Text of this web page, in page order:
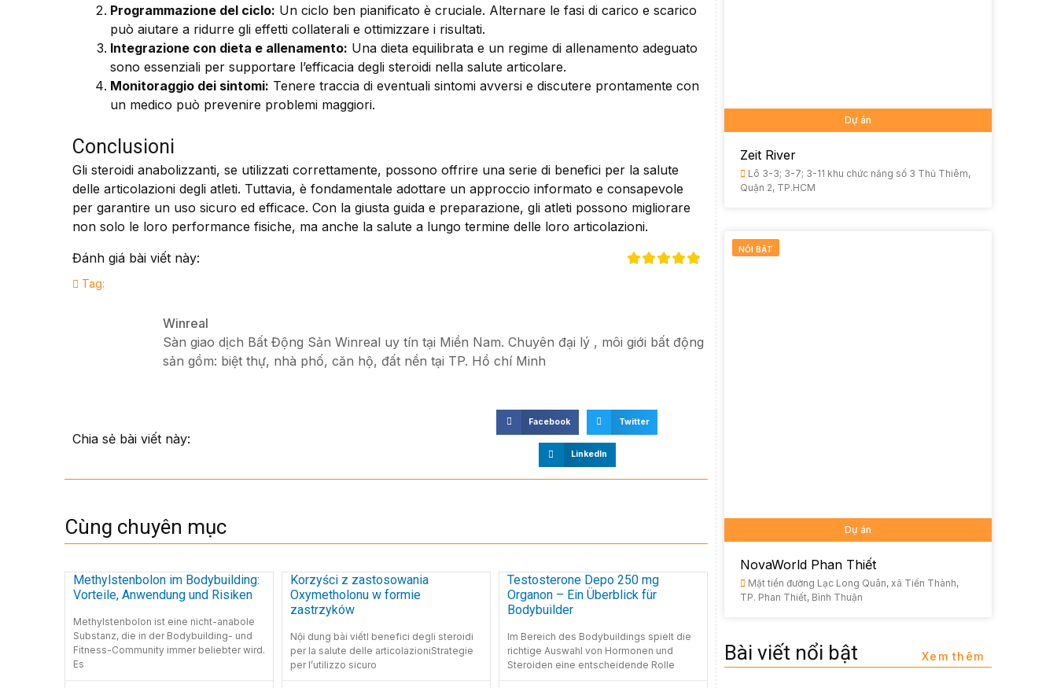
Programmazione del ciclo: Un ciclo ben pianificato è cruciale. Alternare le fasi di carico e scarico
può aiutare a ridurre gli effetti collaterali e ottimizzare i risultati.
Integrazione con dieta e allenamento: Una dieta equilibrata e un regime di allenamento adeguato
sono essenziali per supportare l’efficacia degli steroidi nella salute articolare.
Monitoraggio dei sintomi: Tenere traccia di eventuali sintomi avversi e discutere prontamente con
un medico può prevenire problemi maggiori.
Conclusioni
Gli steroidi anabolizzanti, se utilizzati correttamente, possono offrire una serie di benefici per la salute
delle articolazioni degli atleti. Tuttavia, è fondamentale adottare un approccio informato e consapevole
per garantire un uso sicuro ed efficace. Con la giusta guida e preparazione, gli atleti possono migliorare
non solo le loro performance fisiche, ma anche la salute a lungo termine delle loro articolazioni.
Đánh giá bài viết này:
Tag:
Winreal
Sàn giao dịch Bất Động Sản Winreal uy tín tại Miền Nam. Chuyên đại lý , môi giới bất động
sản gồm: biệt thự, nhà phố, căn hộ, đất nền tại TP. Hồ chí Minh
Chia sẻ bài viết này:
Facebook Twitter
LinkedIn
Cùng chuyên mục
Methylstenbolon im Bodybuilding:
Vorteile, Anwendung und Risiken
Methylstenbolon ist eine nicht-anabole
Substanz, die in der Bodybuilding- und
Fitness-Community immer beliebter wird.
Es
Korzyści z zastosowania
Oxymetholonu w formie
zastrzyków
Nội dung bài viếtI benefici degli steroidi
per la salute delle articolazioniStrategie
per l’utilizzo sicuro
Testosterone Depo 250 mg
Organon – Ein Überblick für
Bodybuilder
Im Bereich des Bodybuildings spielt die
richtige Auswahl von Hormonen und
Steroiden eine entscheidende Rolle
Dự án
Zeit River
Lô 3-3; 3-7; 3-11 khu chức năng số 3 Thủ Thiêm,
Quận 2, TP.HCM
NỔI BẬT
Dự án
NovaWorld Phan Thiết
Mặt tiền đường Lạc Long Quân, xã Tiến Thành,
TP. Phan Thiết, Bình Thuận
Bài viết nổi bật Xem thêm